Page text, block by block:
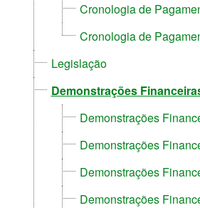
Cronologia de
Cronologia de
Legislação
Demonstrações
Demonstrações
Demonstrações
Demonstrações
Demonstrações